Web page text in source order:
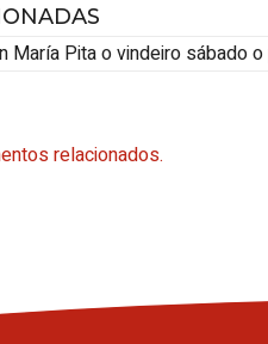
María Pita o vindeiro sábado
relacionados.